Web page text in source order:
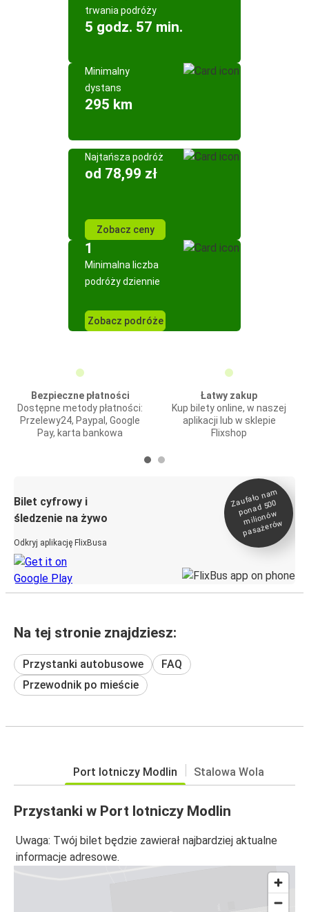
trwania podróży
5 godz. 57 min.
Minimalny
dystans
295 km
Najtańsza podróż
od 78,99 zł
Zobacz ceny
1
Minimalna liczba
podróży dziennie
Zobacz podróże
Bezpieczne płatności
Dostępne metody płatności:
Przelewy24, Paypal, Google
Pay, karta bankowa
Łatwy zakup
Kup bilety online, w naszej
aplikacji lub w sklepie
Flixshop
Bilet cyfrowy i
śledzenie na żywo
Odkryj aplikację FlixBusa
Zaufało na
m
ponad 500
milionó
w
pasażeró
w
Na tej stronie znajdziesz:
Przystanki autobusowe
FAQ
Przewodnik po mieście
Port lotniczy Modlin Stalowa Wola
Przystanki w Port lotniczy Modlin
Uwaga: Twój bilet będzie zawierał najbardziej aktualne
informacje adresowe.